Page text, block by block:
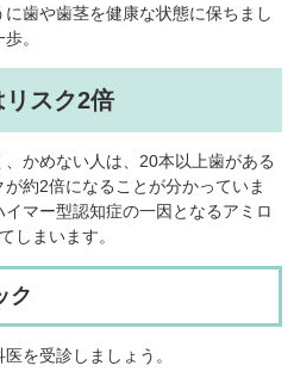
歯や歯茎を健康な状態に保ちまし
。
スク2倍
かめない人は、20本以上歯がある
約2倍になることが分かっていま
マー型認知症の一因となるアミロ
しまいます。
ク
を受診しましょう。